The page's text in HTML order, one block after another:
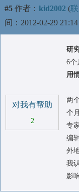
#5 作者： kid2002 (
间：2012-02-29 21:14
对我有帮助
2
研
6个
用
两
个
专
编
外
我
影